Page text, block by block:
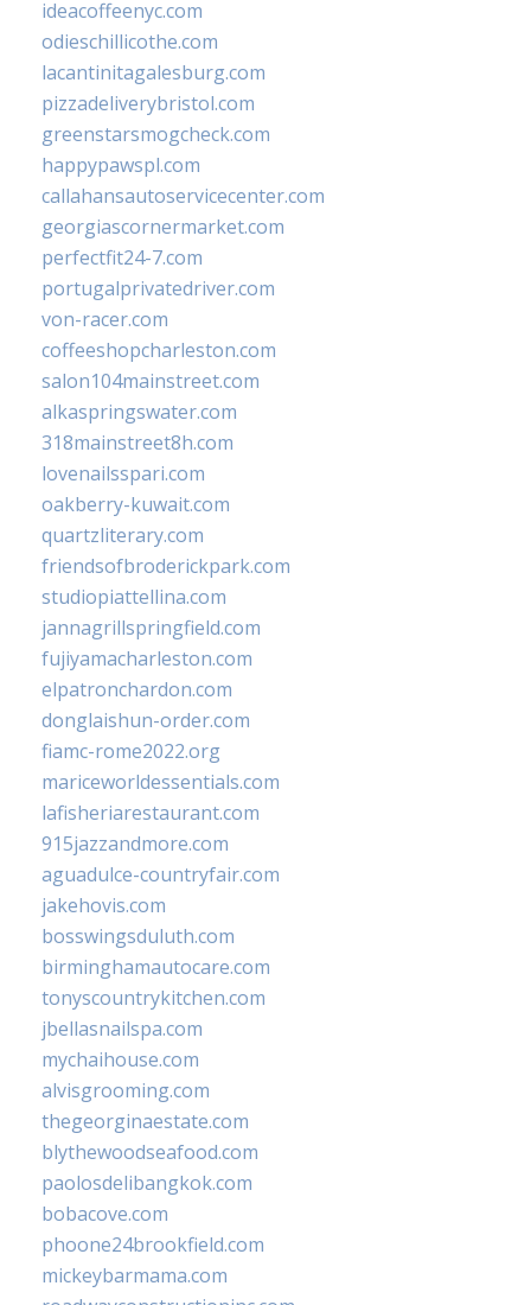
ideacoffeenyc.com
odieschillicothe.com
lacantinitagalesburg.com
pizzadeliverybristol.com
greenstarsmogcheck.com
happypawspl.com
callahansautoservicecenter.com
georgiascornermarket.com
perfectfit24-7.com
portugalprivatedriver.com
von-racer.com
coffeeshopcharleston.com
salon104mainstreet.com
alkaspringswater.com
318mainstreet8h.com
lovenailsspari.com
oakberry-kuwait.com
quartzliterary.com
friendsofbroderickpark.com
studiopiattellina.com
jannagrillspringfield.com
fujiyamacharleston.com
elpatronchardon.com
donglaishun-order.com
fiamc-rome2022.org
mariceworldessentials.com
lafisheriarestaurant.com
915jazzandmore.com
aguadulce-countryfair.com
jakehovis.com
bosswingsduluth.com
birminghamautocare.com
tonyscountrykitchen.com
jbellasnailspa.com
mychaihouse.com
alvisgrooming.com
thegeorginaestate.com
blythewoodseafood.com
paolosdelibangkok.com
bobacove.com
phoone24brookfield.com
mickeybarmama.com